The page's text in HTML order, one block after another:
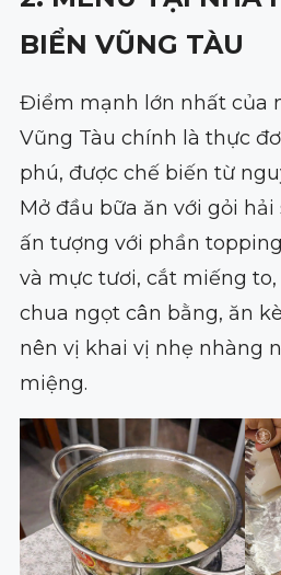
BIỂN VŨNG TÀU
Điểm mạnh lớn nhất của
Vũng Tàu chính là thực
phú, được chế biến từ
Mở đầu bữa ăn với gỏi hải
ấn tượng với phần
và mực tươi, cắt miếng
chua ngọt cân bằng, ăn
nên vị khai vị nhẹ nhàng
miệng.